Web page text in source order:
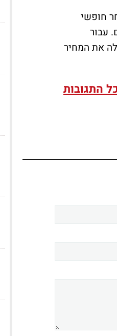
חופשי
שווקים. עבור
את המחיר
התגובות